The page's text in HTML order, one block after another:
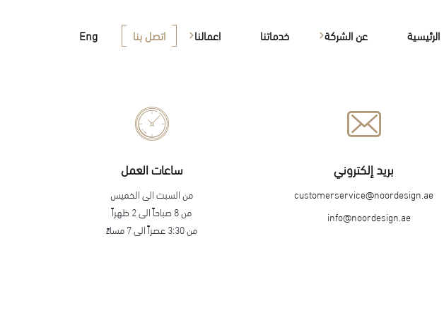
الرئيسية عن الشركة
قيادة طموحة
خدماتنا اعمالنا
القطاع الحكومي
اتصل بنا Eng
ساعات العمل
من السبت الى الخميس
من 8 صباحاً الى 2 ظهراً
من 3:30 عصراً الى 7 مساءً
بريد إلكتروني
customerservice@noordesign.ae
info@noordesign.ae